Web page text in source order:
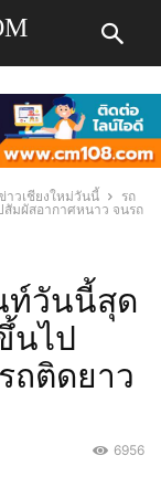
าวเชียงใหม่วันนี้
รถ
มผัสอากาศหนาว จนรถ
ท์วันนี้สุด
นไป
ถติดยาว
6956